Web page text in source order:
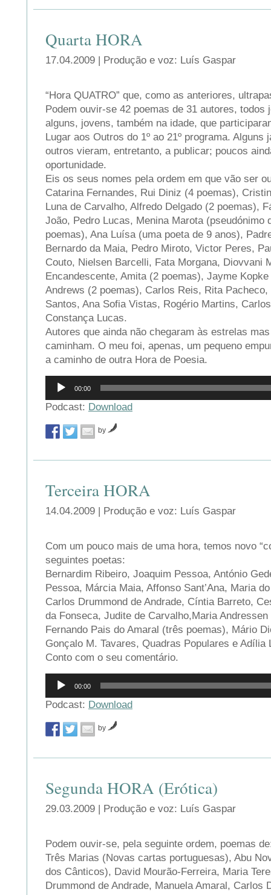
Quarta HORA
17.04.2009 | Produção e voz: Luís Gaspar
“Hora QUATRO” que, como as anteriores,
Podem ouvir-se 42 poemas de 31 autores, todos
alguns, jovens, também na idade, que
Lugar aos Outros do 1º ao 21º programa. Alguns
outros vieram, entretanto, a publicar; poucos
oportunidade.
Eis os seus nomes pela ordem em que vão ser
Catarina Fernandes, Rui Diniz (4 poemas),
Luna de Carvalho, Alfredo Delgado (2 poemas),
João, Pedro Lucas, Menina Marota (pseudónimo
poemas), Ana Luísa (uma poeta de 9 anos),
Bernardo da Maia, Pedro Miroto, Victor Peres,
Couto, Nielsen Barcelli, Fata Morgana, Diovvani
Encandescente, Amita (2 poemas), Jayme
Andrews (2 poemas), Carlos Reis, Rita
Santos, Ana Sofia Vistas, Rogério Martins,
Constança Lucas.
Autores que ainda não chegaram às estrelas
caminham. O meu foi, apenas, um pequeno
a caminho de outra Hora de Poesia.
Reprodutor
áudio
00:00
Podcast: Download
by
Terceira HORA
14.04.2009 | Produção e voz: Luís Gaspar
Com um pouco mais de uma hora, temos novo
seguintes poetas:
Bernardim Ribeiro, Joaquim Pessoa, António
Pessoa, Márcia Maia, Affonso Sant’Ana, Maria
Carlos Drummond de Andrade, Cíntia Barreto,
da Fonseca, Judite de Carvalho,Maria
Fernando Pais do Amaral (três poemas), Mário
Gonçalo M. Tavares, Quadras Populares e Adília
Conto com o seu comentário.
Reprodutor
áudio
00:00
Podcast: Download
by
Segunda HORA (Erótica)
29.03.2009 | Produção e voz: Luís Gaspar
Podem ouvir-se, pela seguinte ordem, poemas
Três Marias (Novas cartas portuguesas), Abu
dos Cânticos), David Mourão-Ferreira, Maria
Drummond de Andrade, Manuela Amaral, Carlos